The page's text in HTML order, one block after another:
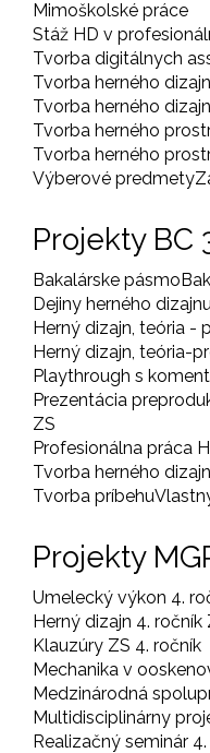
Mimoškolské práce
Stáž HD v
Tvorba digitálnych
Tvorba herného
Tvorba herného
Tvorba herného
Tvorba herného
Výberové predmety
Projekty BC
Bakalárske pásmo
Dejiny herného
Herný dizajn, teória -
Herný dizajn, teória-
Playthrough s
Prezentácia
ZS
Profesionálna práca
Tvorba herného
Tvorba príbehu
Projekty
Umelecký výkon 4.
Herný dizajn 4. ročník
Klauzúry ZS 4. ročník
Mechanika v
Medzinárodná
Multidisciplinárny
Realizačný seminár